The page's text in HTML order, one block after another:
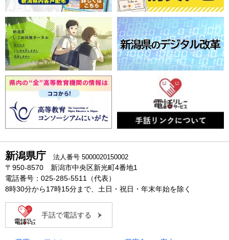
新潟県庁 法人番号 5000020150002
〒950-8570 新潟市中央区新光町4番地1
電話番号：025-285-5511（代表）
8時30分から17時15分まで、土日・祝日・年末年始を除く
手話で電話する